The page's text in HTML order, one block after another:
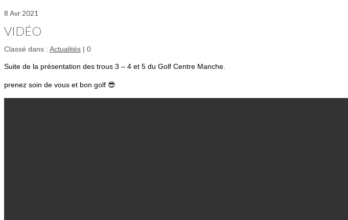
8 Avr 2021
VIDÉO
Classé dans : Actualités | 0
Suite de la présentation des trous 3 – 4 et 5 du Golf Centre Manche.
prenez soin de vous et bon golf 😎